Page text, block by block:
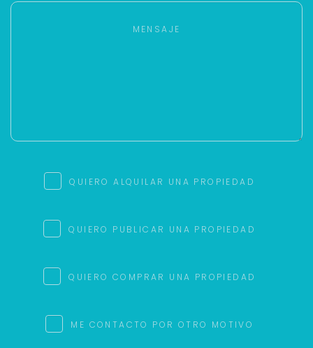
QUIERO ALQUILAR UNA PROPIEDAD
QUIERO PUBLICAR UNA PROPIEDAD
QUIERO COMPRAR UNA PROPIEDAD
ME CONTACTO POR OTRO MOTIVO